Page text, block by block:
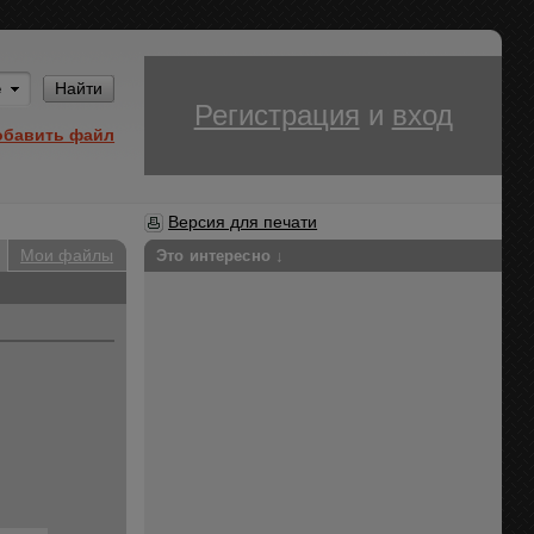
Найти
файл
Регистрация и вход
Версия для печати
Мои файлы
Это интересно ↓